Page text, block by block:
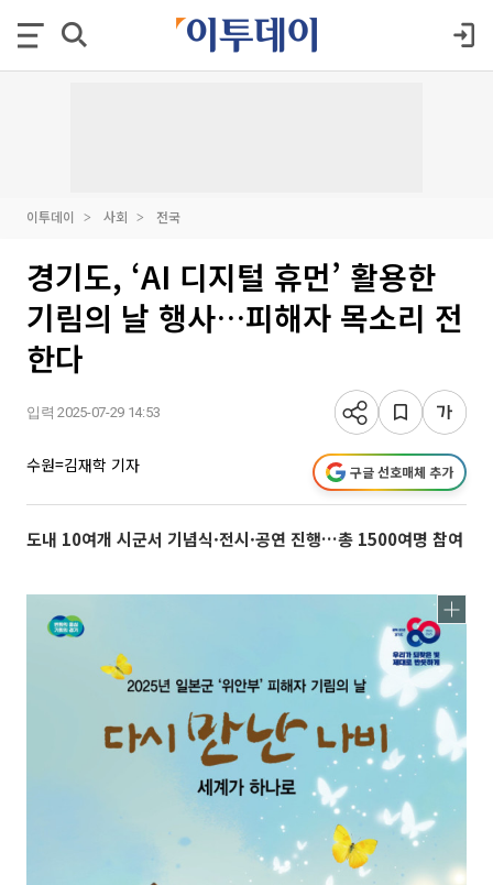
이투데이 사회 전국
경기도, ‘AI 디지털 휴먼’ 활용한
기림의 날 행사…피해자 목소리 전
한다
입력 2025-07-29 14:53
수원=김재학 기자 구글 선호매체 추가
도내 10여개 시군서 기념식·전시·공연 진행…총 1500여명 참여